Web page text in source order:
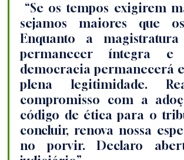
“Se os tempos exigirem
sejamos maiores que
Enquanto a
permanecer íntegra
democracia permanecerá
plena legitimidade.
compromisso com a
código de ética para o
concluir, renova nossa
no porvir. Declaro